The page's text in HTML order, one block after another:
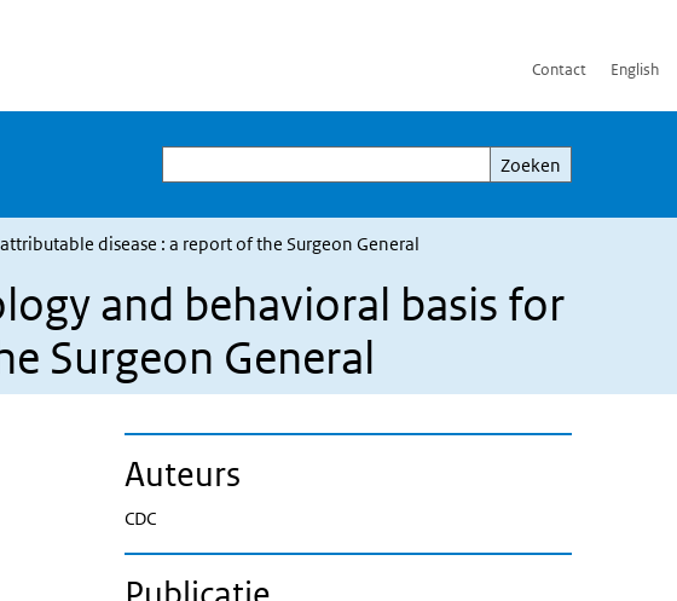
Contact English
Zoeken
Zoeken
disease : a report of the Surgeon General
and behavioral basis for
Surgeon General
Auteurs
CDC